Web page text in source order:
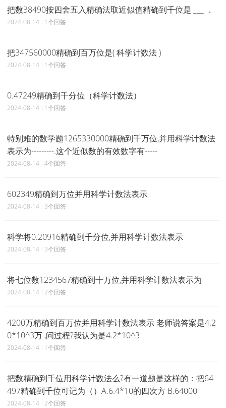
把数38490按四舍五入精确法取近似值精确到千位是 ___ ．
2024-08-14 1个回答
把347560000精确到百万位是( 科学计数法 )
2024-08-14 1个回答
0.47249精确到千分位（科学计数法）
2024-08-14 1个回答
特别难的数学题1265330000精确到千万位,并用科学计数法
表示为---------.这个近似数的有效数字有-----
2024-08-14 4个回答
602349精确到万位并用科学计数法表示
2024-08-14 3个回答
科学将0.20916精确到千分位,并用科学计数法表示
2024-08-14 3个回答
将七位数1234567精确到十万位,并用科学计数法表示为
2024-08-14 2个回答
4200万精确到百万位并用科学计数法表示 老师说答案是4.2
0*10^3万 ,问过程?我认为是4.2*10^3
2024-08-14 1个回答
把数精确到千位用科学计数法么?有一道题是这样的：把64
497精确到千位可记为（）A.6.4*10的四次方 B.64000
2024-08-14 2个回答